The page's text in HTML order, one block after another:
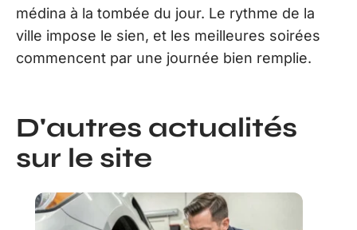
médina à la tombée du jour. Le rythme de la
ville impose le sien, et les meilleures soirées
commencent par une journée bien remplie.
D'autres actualités
sur le site